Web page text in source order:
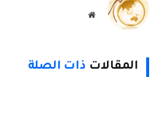
موقع
المقالات ذات الصلة